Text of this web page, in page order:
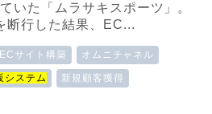
いた「ムラサキスポーツ」。
断行した結果、EC...
ECサイト構築 オムニチャネル
システム 新規顧客獲得